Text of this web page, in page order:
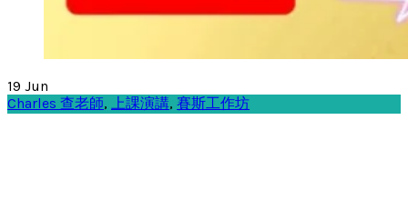
19 Jun
Charles 查老師, 上課演講, 賽斯工作坊